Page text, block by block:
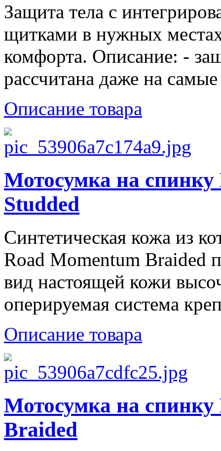
Защита тела с
щитками в нужных
комфорта. Описание: -
рассчитана даже на
Описание товара
Мотосумка на
Studded
Синтетическая кожа из
Road Momentum Braided
вид настоящей кожи
оперируемая система
Описание товара
Мотосумка на
Braided